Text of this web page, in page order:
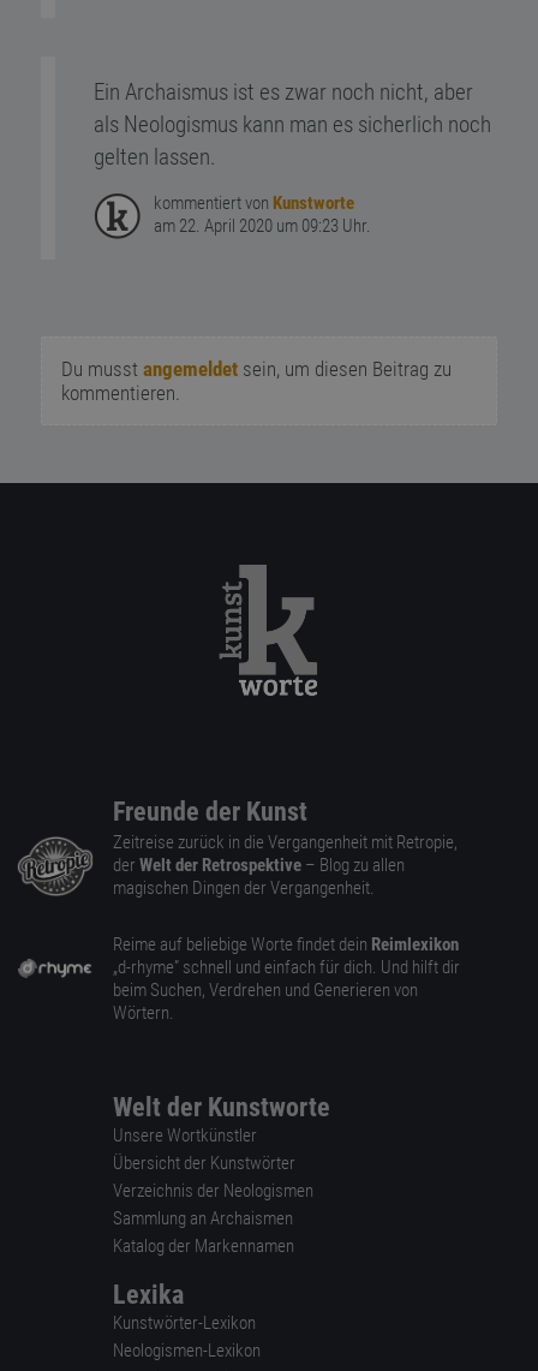
Ein Archaismus ist es zwar noch nicht, aber
als Neologismus kann man es sicherlich noch
gelten lassen.
kommentiert von Kunstworte
am 22. April 2020 um 09:23 Uhr.
Du musst angemeldetsein, um diesen Beitrag zu
kommentieren.
Freunde der Kunst
Zeitreise zurück in die Vergangenheit mit Retropie,
der Welt der Retrospektive – Blog zu allen
magischen Dingen der Vergangenheit.
Reime auf beliebige Worte findet dein Reimlexikon
„d-rhyme” schnell und einfach für dich. Und hilft dir
beim Suchen, Verdrehen und Generieren von
Wörtern.
Welt der Kunstworte
Unsere Wortkünstler
Übersicht der Kunstwörter
Verzeichnis der Neologismen
Sammlung an Archaismen
Katalog der Markennamen
Lexika
Kunstwörter-Lexikon
Neologismen-Lexikon